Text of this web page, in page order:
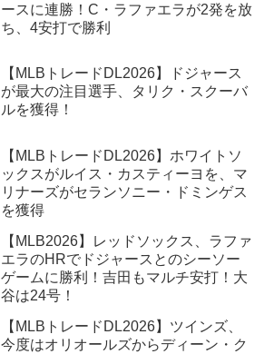
ースに連勝！C・ラファエラが2発を放
ち、4安打で勝利
【MLBトレードDL2026】ドジャース
が最大の注目選手、タリク・スクーバ
ルを獲得！
【MLBトレードDL2026】ホワイトソ
ックスがルイス・カスティーヨを、マ
リナーズがセランソニー・ドミンゲス
を獲得
【MLB2026】レッドソックス、ラファ
エラのHRでドジャースとのシーソー
ゲームに勝利！吉田もマルチ安打！大
谷は24号！
【MLBトレードDL2026】ツインズ、
今度はオリオールズからディーン・ク